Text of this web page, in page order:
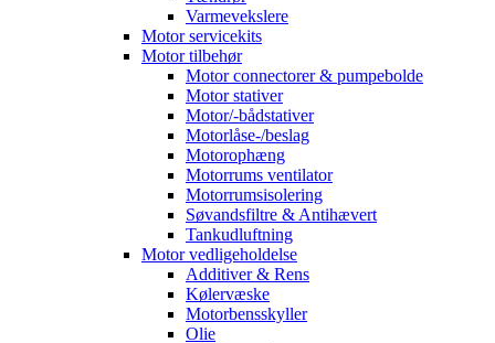
Varmevekslere
Motor servicekits
Motor tilbehør
Motor connectorer & pumpebolde
Motor stativer
Motor/-bådstativer
Motorlåse-/beslag
Motorophæng
Motorrums ventilator
Motorrumsisolering
Søvandsfiltre & Antihævert
Tankudluftning
Motor vedligeholdelse
Additiver & Rens
Kølervæske
Motorbensskyller
Olie